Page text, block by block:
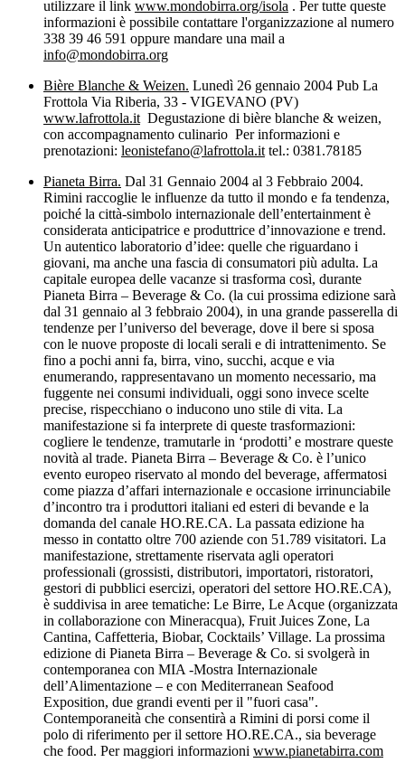
utilizzare il link www.mondobirra.org/isola . Per tutte queste
informazioni è possibile contattare l'organizzazione al numero
338 39 46 591 oppure mandare una mail a
info@mondobirra.org
Bière Blanche & Weizen. Lunedì 26 gennaio 2004 Pub La
Frottola Via Riberia, 33 - VIGEVANO (PV)
www.lafrottola.it Degustazione di bière blanche & weizen,
con accompagnamento culinario Per informazioni e
prenotazioni: leonistefano@lafrottola.it tel.: 0381.78185
Pianeta Birra. Dal 31 Gennaio 2004 al 3 Febbraio 2004.
Rimini raccoglie le influenze da tutto il mondo e fa tendenza,
poiché la città-simbolo internazionale dell’entertainment è
considerata anticipatrice e produttrice d’innovazione e trend.
Un autentico laboratorio d’idee: quelle che riguardano i
giovani, ma anche una fascia di consumatori più adulta. La
capitale europea delle vacanze si trasforma così, durante
Pianeta Birra – Beverage & Co. (la cui prossima edizione sarà
dal 31 gennaio al 3 febbraio 2004), in una grande passerella di
tendenze per l’universo del beverage, dove il bere si sposa
con le nuove proposte di locali serali e di intrattenimento. Se
fino a pochi anni fa, birra, vino, succhi, acque e via
enumerando, rappresentavano un momento necessario, ma
fuggente nei consumi individuali, oggi sono invece scelte
precise, rispecchiano o inducono uno stile di vita. La
manifestazione si fa interprete di queste trasformazioni:
cogliere le tendenze, tramutarle in ‘prodotti’ e mostrare queste
novità al trade. Pianeta Birra – Beverage & Co. è l’unico
evento europeo riservato al mondo del beverage, affermatosi
come piazza d’affari internazionale e occasione irrinunciabile
d’incontro tra i produttori italiani ed esteri di bevande e la
domanda del canale HO.RE.CA. La passata edizione ha
messo in contatto oltre 700 aziende con 51.789 visitatori. La
manifestazione, strettamente riservata agli operatori
professionali (grossisti, distributori, importatori, ristoratori,
gestori di pubblici esercizi, operatori del settore HO.RE.CA),
è suddivisa in aree tematiche: Le Birre, Le Acque (organizzata
in collaborazione con Mineracqua), Fruit Juices Zone, La
Cantina, Caffetteria, Biobar, Cocktails’ Village. La prossima
edizione di Pianeta Birra – Beverage & Co. si svolgerà in
contemporanea con MIA -Mostra Internazionale
dell’Alimentazione – e con Mediterranean Seafood
Exposition, due grandi eventi per il "fuori casa".
Contemporaneità che consentirà a Rimini di porsi come il
polo di riferimento per il settore HO.RE.CA., sia beverage
che food. Per maggiori informazioni www.pianetabirra.com